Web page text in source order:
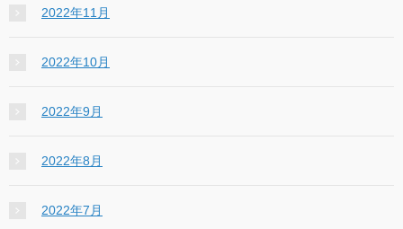
2022年11月
2022年10月
2022年9月
2022年8月
2022年7月